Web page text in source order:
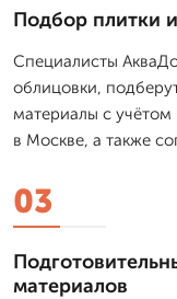
Подбор плитки
Специалисты
облицовки,
материалы с
в Москве, а также
03
материалов